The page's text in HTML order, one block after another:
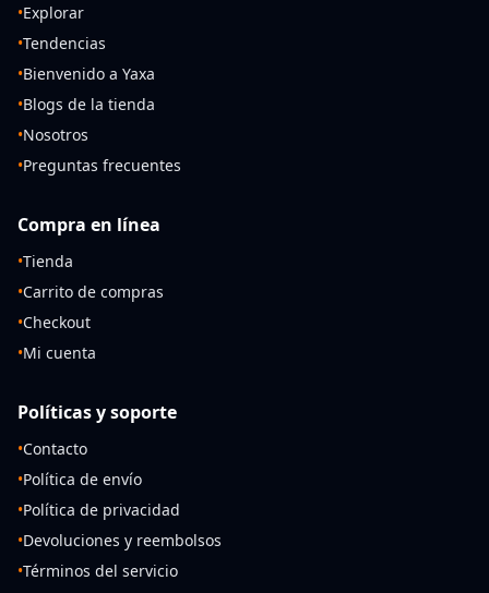
•Explorar
•Tendencias
•Bienvenido a Yaxa
•Blogs de la tienda
•Nosotros
•Preguntas frecuentes
Compra en línea
•Tienda
•Carrito de compras
•Checkout
•Mi cuenta
Políticas y soporte
•Contacto
•Política de envío
•Política de privacidad
•Devoluciones y reembolsos
•Términos del servicio